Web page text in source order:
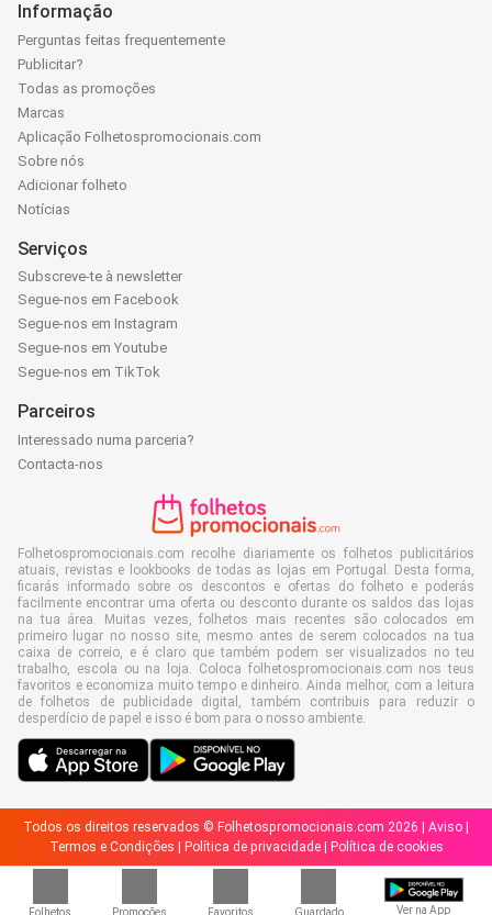
Folhetos Promoções Favoritos Guardado Ver na App
Informação
Perguntas feitas frequentemente
Publicitar?
Todas as promoções
Marcas
Aplicação Folhetospromocionais.com
Sobre nós
Adicionar folheto
Notícias
Serviços
Subscreve-te à newsletter
Segue-nos em Facebook
Segue-nos em Instagram
Segue-nos em Youtube
Segue-nos em TikTok
Parceiros
Interessado numa parceria?
Contacta-nos
Folhetospromocionais.com recolhe diariamente os folhetos publicitários
atuais, revistas e lookbooks de todas as lojas em Portugal. Desta forma,
ficarás informado sobre os descontos e ofertas do folheto e poderás
facilmente encontrar uma oferta ou desconto durante os saldos das lojas
na tua área. Muitas vezes, folhetos mais recentes são colocados em
primeiro lugar no nosso site, mesmo antes de serem colocados na tua
caixa de correio, e é claro que também podem ser visualizados no teu
trabalho, escola ou na loja. Coloca folhetospromocionais.com nos teus
favoritos e economiza muito tempo e dinheiro. Ainda melhor, com a leitura
de folhetos de publicidade digital, também contribuis para reduzir o
desperdício de papel e isso é bom para o nosso ambiente.
Todos os direitos reservados © Folhetospromocionais.com 2026 | Aviso
Termos e Condições
Política de privacidade| Política de cookies